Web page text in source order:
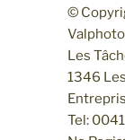
©
Les
1346
Tel: